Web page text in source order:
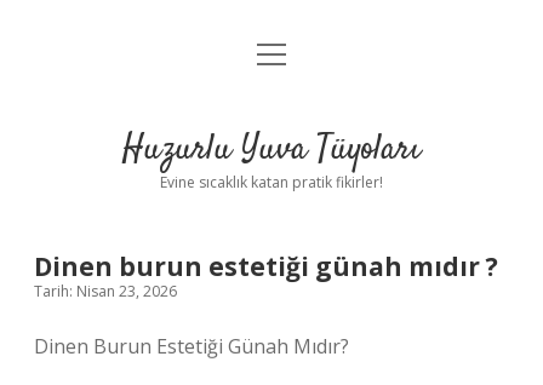
Anasayfa
Yasal Uyarı
menüyü
Huzurlu Yuva Tüyoları
Evine sıcaklık katan pratik fikirler!
Dinen burun estetiği günah mıdır ?
Tarih: Nisan 23, 2026
Dinen Burun Estetiği Günah Mıdır?